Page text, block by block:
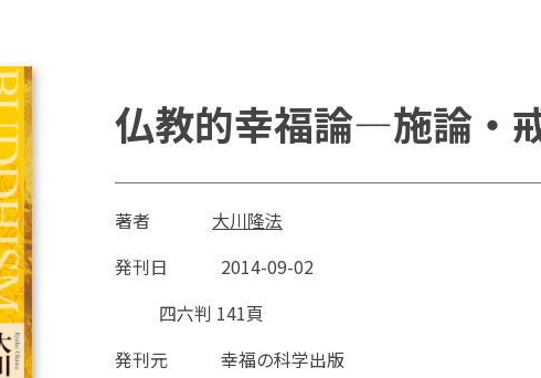
仏教的幸福論―施論・
著者
大川隆法
発刊日
2014-09-02
四六判 141頁
発刊元
幸福の科学出版